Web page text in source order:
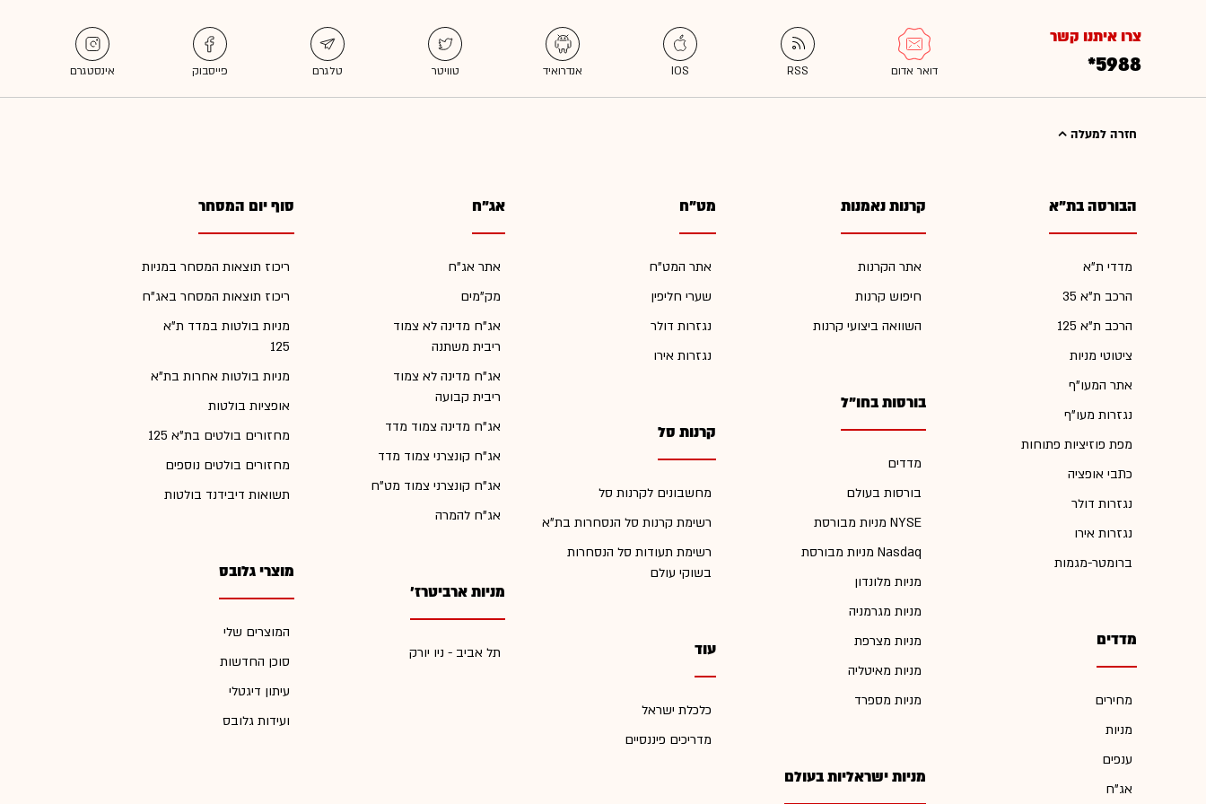
צרו איתנו קשר
*5988
חזרה למעלה
הבורסה בת"א
מדדי ת"א
הרכב ת"א 35
הרכב ת"א 125
ציטוטי מניות
אתר המעו"ף
נגזרות מעו"ף
מפת פוזיציות פתוחות
כתבי אופציה
נגזרות דולר
נגזרות אירו
ברומטר-מגמות
מדדים
מחירים
מניות
ענפים
אג"ח
קרנות נאמנות
אתר הקרנות
חיפוש קרנות
השוואה ביצועי קרנות
בורסות בחו"ל
מדדים
בורסות בעולם
מניות מבורסת NYSE
מניות מבורסת Nasdaq
מניות מלונדון
מניות מגרמניה
מניות מצרפת
מניות מאיטליה
מניות מספרד
מניות ישראליות בעולם
מט"ח
אתר המט"ח
שערי חליפין
נגזרות דולר
נגזרות אירו
קרנות סל
מחשבונים לקרנות סל
רשימת קרנות סל הנסחרות בת"א
רשימת תעודות סל הנסחרות
בשוקי עולם
עוד
כלכלת ישראל
מדריכים פיננסיים
אג"ח
אתר אג"ח
מק"מים
אג"ח מדינה לא צמוד
ריבית משתנה
אג"ח מדינה לא צמוד
ריבית קבועה
אג"ח מדינה צמוד מדד
אג"ח קונצרני צמוד מדד
אג"ח קונצרני צמוד מט"ח
אג"ח להמרה
מניות ארביטרז'
תל אביב - ניו יורק
סוף יום המסחר
ריכוז תוצאות המסחר במניות
ריכוז תוצאות המסחר באג"ח
מניות בולטות במדד ת"א
125
מניות בולטות אחרות בת"א
אופציות בולטות
מחזורים בולטים בת"א 125
מחזורים בולטים נוספים
תשואות דיבידנד בולטות
מוצרי גלובס
המוצרים שלי
סוכן החדשות
עיתון דיגטלי
ועידות גלובס